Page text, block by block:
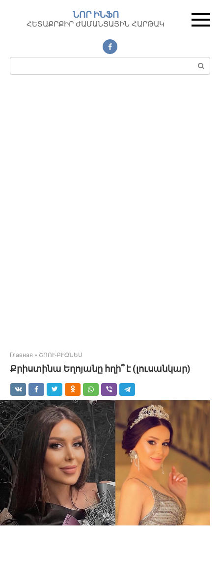
контенту
ՆՈՐ ԻՆՖՈ
ՀԵՏԱՔՐՔԻՐ ԺԱՄԱՆՑԱՅԻՆ ՀԱՐԹԱԿ
Поиск:
Главная » ՇՈՈՒ-ԲԻԶՆԵՍ
Քրիստինա Եղոյանը հղի՞ է (լուսանկար)